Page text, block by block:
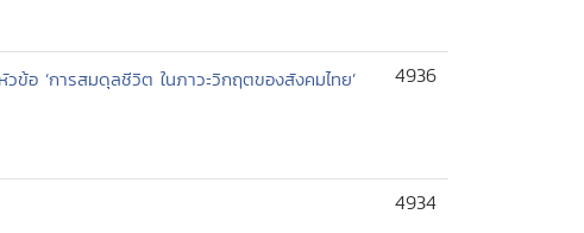
อ ‘การสมดุลชีวิต ในภาวะวิกฤตของสังคมไทย’ 4936
4934